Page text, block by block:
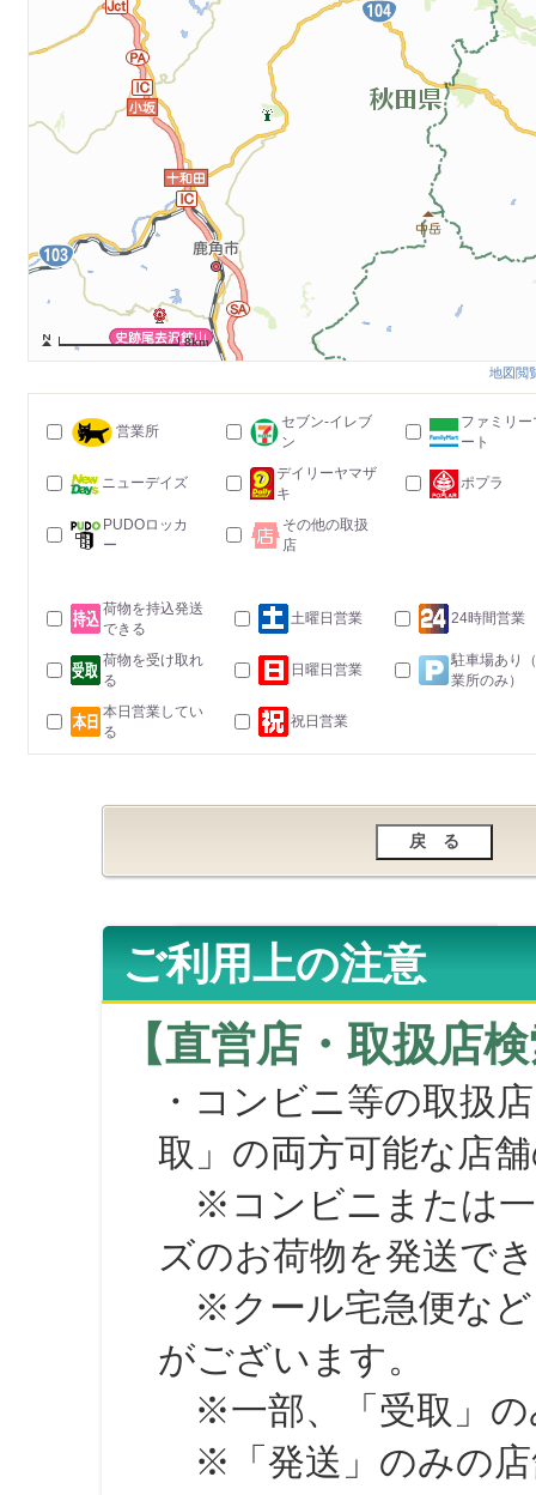
8km
地図閲
営業所
セブン-イレブ
ン
ファミリー
ート
ニューデイズ
デイリーヤマザ
キ
ポプラ
PUDOロッカ
ー
その他の取扱
店
荷物を持込発送
できる
土曜日営業 24時間営業
荷物を受け取れ
る
日曜日営業
駐車場あり
業所のみ）
本日営業してい
る
祝日営業
ご利用上の注意
【直営店・取扱店
・コンビニ等の取扱
取」の両方可能な店
※コンビニまたは一
ズのお荷物を発送で
※クール宅急便など
がございます。
※一部、「受取」の
※「発送」のみの店